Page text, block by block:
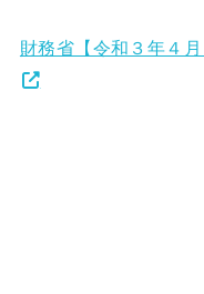
財務省【令和３年４